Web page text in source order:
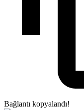
Bağlantı kopyalandı!